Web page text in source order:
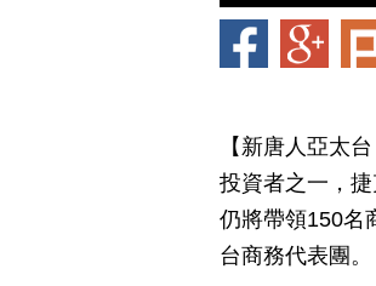
【新唐人亞太
投資者之一，
仍將帶領150名
台商務代表團。